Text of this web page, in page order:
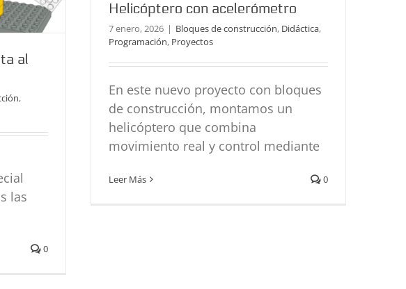
Helicóptero con acelerómetro
7 enero, 2026 | Bloques de construcción, Didáctica,
Programación, Proyectos
En este nuevo proyecto con bloques
de construcción, montamos un
helicóptero que combina
movimiento real y control mediante
Leer Más 0
al
,
las
0